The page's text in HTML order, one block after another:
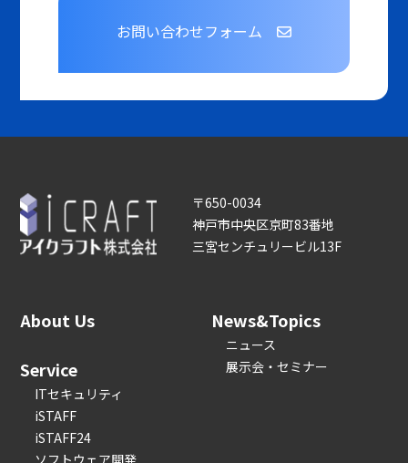
お問い合わせフォーム
〒650-0034
神戸市中央区京町83番地
三宮センチュリービル13F
About Us
Service
ITセキュリティ
iSTAFF
iSTAFF24
News&Topics
ニュース
展示会・セミナー